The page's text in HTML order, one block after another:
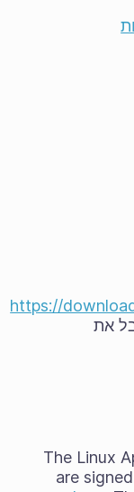
https://
את
The Linux
are